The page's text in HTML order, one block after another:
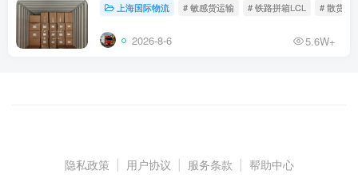
上海国际物流 # 敏感货运输 # 铁路拼箱LCL # 散货铁
2026-8-6 5.6W+
隐私政策 用户协议 服务条款 帮助中心